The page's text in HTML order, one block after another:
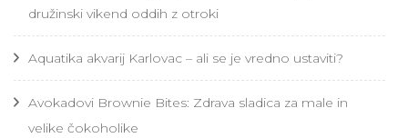
družinski vikend oddih z otroki
Aquatika akvarij Karlovac – ali se je vredno ustaviti?
Avokadovi Brownie Bites: Zdrava sladica za male in
velike čokoholike